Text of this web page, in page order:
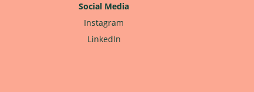
Social Media
Instagram
LinkedIn